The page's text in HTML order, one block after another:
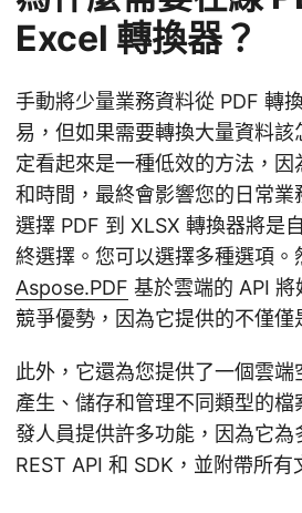
Excel 轉換器？
手動將少量業務資料從 PDF 轉
易，但如果需要轉換大量資料
定看起來是一種低效的方法，
和時間，最終會影響您的日常業
選擇 PDF 到 XLSX 轉換器將是
終選擇。您可以選擇多種選項。
Aspose.PDF 基於雲端的 API
競爭優勢，因為它提供的不僅僅
此外，它還為您提供了一個雲
產生、儲存和管理不同類型的檔
發人員提供許多功能，因為它為
REST API 和 SDK，並附帶所有